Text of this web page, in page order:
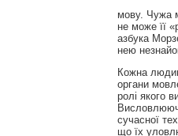
мову. Чужа
не може її
азбука
нею
Кожна
органи
ролі якого
сучасної
що їх